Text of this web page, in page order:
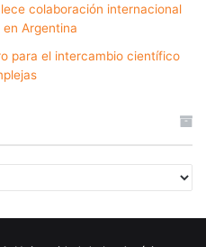
colaboración internacional
Argentina
para el intercambio científico